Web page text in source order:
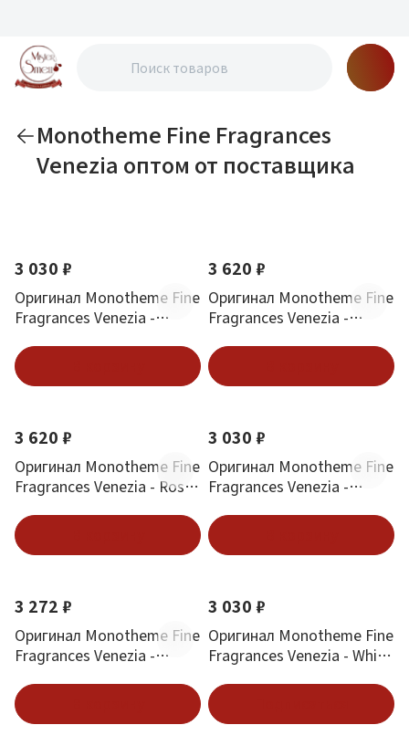
Monotheme Fine Fragrances
Venezia оптом от поставщика
3 030 ₽
Оригинал Monotheme Fine
Fragrances Venezia -
ml
3 620 ₽
Оригинал Monotheme Fine
Fragrances Venezia -
ml
3 620 ₽
Оригинал Monotheme Fine
Fragrances Venezia - Rose
3 030 ₽
Оригинал Monotheme Fine
Fragrances Venezia -
Toilette 100 ml
3 272 ₽
Оригинал Monotheme Fine
Fragrances Venezia -
100 ml
3 030 ₽
Оригинал Monotheme Fine
Fragrances Venezia - White